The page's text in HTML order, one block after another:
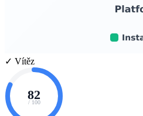
✓ Vítěz
82
/ 100